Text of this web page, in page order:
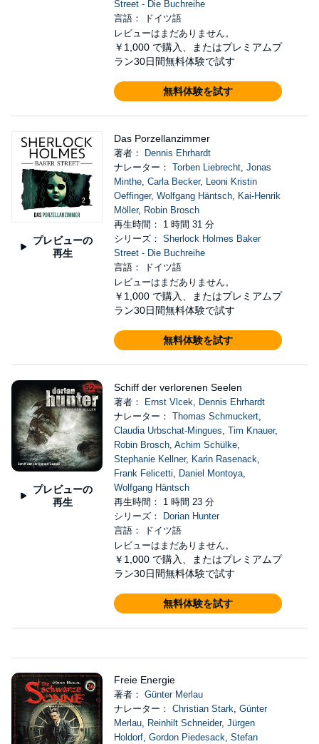
Street - Die Buchreihe
言語： ドイツ語
レビューはまだありません。
￥1,000 で購入、またはプレミアムプ
ラン30日間無料体験で試す
無料体験を試す
プレビューの
再生
Das Porzellanzimmer
著者：
Dennis Ehrhardt
ナレーター： Torben Liebrecht, Jonas
Minthe, Carla Becker, Leoni Kristin
Oeffinger, Wolfgang Häntsch, Kai-Henrik
Möller, Robin Brosch
再生時間： 1 時間 31 分
シリーズ： Sherlock Holmes Baker
Street - Die Buchreihe
言語： ドイツ語
レビューはまだありません。
￥1,000 で購入、またはプレミアムプ
ラン30日間無料体験で試す
無料体験を試す
プレビューの
再生
Schiff der verlorenen Seelen
著者： Ernst Vlcek, Dennis Ehrhardt
ナレーター： Thomas Schmuckert,
Claudia Urbschat-Mingues, Tim Knauer,
Robin Brosch, Achim Schülke,
Stephanie Kellner, Karin Rasenack,
Frank Felicetti, Daniel Montoya,
Wolfgang Häntsch
再生時間： 1 時間 23 分
シリーズ：
Dorian Hunter
言語： ドイツ語
レビューはまだありません。
￥1,000 で購入、またはプレミアムプ
ラン30日間無料体験で試す
無料体験を試す
Freie Energie
著者： Günter Merlau
ナレーター： Christian Stark, Günter
Merlau, Reinhilt Schneider, Jürgen
Holdorf, Gordon Piedesack, Stefan